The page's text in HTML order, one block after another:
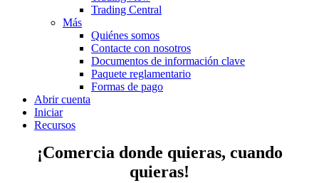
Trading Central
Más
Quiénes somos
Contacte con nosotros
Documentos de información clave
Paquete reglamentario
Formas de pago
Abrir cuenta
Iniciar
Recursos
¡Comercia donde quieras, cuando
quieras!